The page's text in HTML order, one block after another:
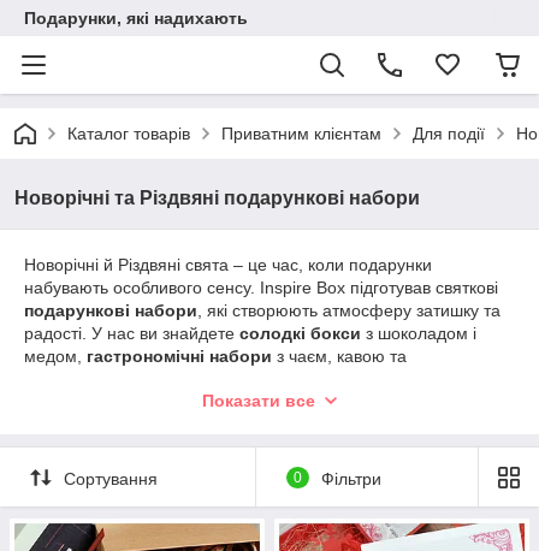
Подарунки, які надихають
Каталог товарів Приватним клієнтам Для події
Новорічні та Різдвяні подарункові набори
Новорічні й Різдвяні свята – це час, коли подарунки
набувають особливого сенсу. Inspire Box підготував святкові
подарункові набори , які створюють атмосферу затишку та
радості. У нас ви знайдете солодкі бокси з шоколадом і
медом, гастрономічні набори з чаєм, кавою та
натуральність, а такожперсоналізовані рішення
Box допомагає зробити ваші свята теплішими та
яскравішими.
Показати все
Сортування 0 Фільтри